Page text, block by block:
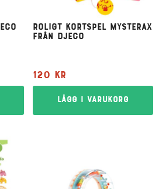
Roligt kortspel Mysterax
från Djeco
120 kr
Lägg i varukorg